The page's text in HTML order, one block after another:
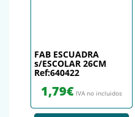
FAB ESCUADRA
s/ESCOLAR 26CM
Ref:640422
1,79€ IVA no incluidos